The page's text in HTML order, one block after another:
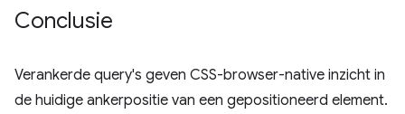
Conclusie
Verankerde query's geven CSS-browser-native inzicht in
de huidige ankerpositie van een gepositioneerd element.